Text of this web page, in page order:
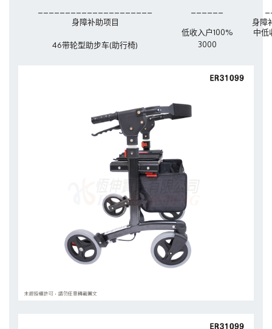
身障补助项目
身障
低收入户100%
中低
46带轮型助步车(助行椅)
3000